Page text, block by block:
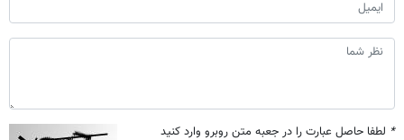
* لطفا حاصل عبارت را در جعبه متن روبرو وارد کنید